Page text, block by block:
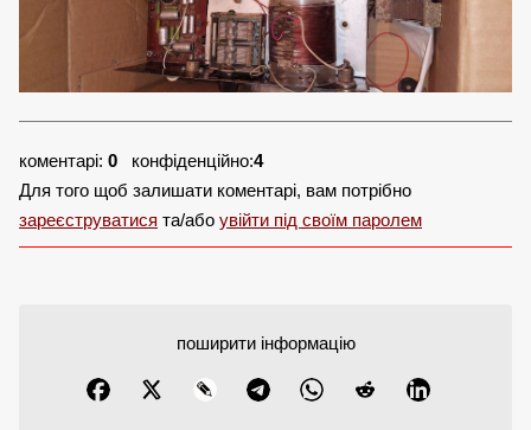
коментарі: 0 конфіденційно:4
Для того щоб залишати коментарі, вам потрібно
зареєструватися та/або увійти під своїм паролем
поширити інформацію